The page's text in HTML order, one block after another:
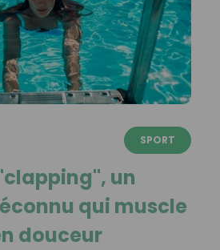
SPORT
un
qui muscle
douceur